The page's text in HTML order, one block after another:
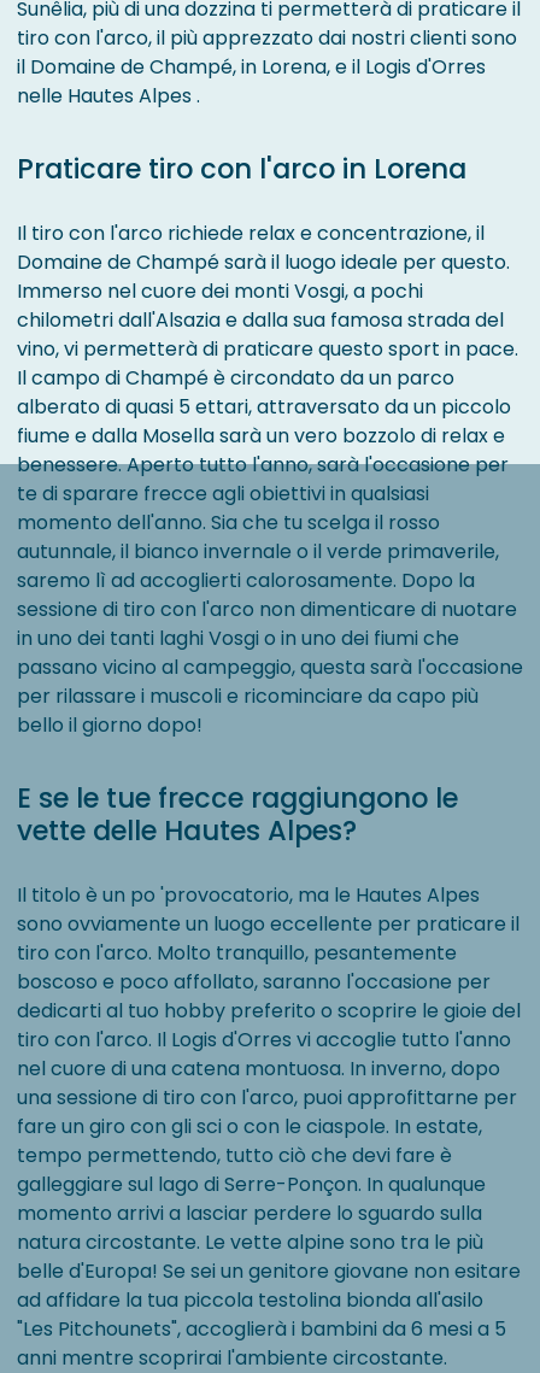
Sunêlia, più di una dozzina ti permetterà di praticare il
tiro con l'arco, il più apprezzato dai nostri clienti sono
il Domaine de Champé, in Lorena, e il Logis d'Orres
nelle Hautes Alpes .
Praticare tiro con l'arco in Lorena
Il tiro con l'arco richiede relax e concentrazione, il
Domaine de Champé sarà il luogo ideale per questo.
Immerso nel cuore dei monti Vosgi, a pochi
chilometri dall'Alsazia e dalla sua famosa strada del
vino, vi permetterà di praticare questo sport in pace.
Il campo di Champé è circondato da un parco
alberato di quasi 5 ettari, attraversato da un piccolo
fiume e dalla Mosella sarà un vero bozzolo di relax e
benessere. Aperto tutto l'anno, sarà l'occasione per
te di sparare frecce agli obiettivi in ​​qualsiasi
momento dell'anno. Sia che tu scelga il rosso
autunnale, il bianco invernale o il verde primaverile,
saremo lì ad accoglierti calorosamente. Dopo la
sessione di tiro con l'arco non dimenticare di nuotare
in uno dei tanti laghi Vosgi o in uno dei fiumi che
passano vicino al campeggio, questa sarà l'occasione
per rilassare i muscoli e ricominciare da capo più
bello il giorno dopo!
E se le tue frecce raggiungono le
vette delle Hautes Alpes?
Il titolo è un po 'provocatorio, ma le Hautes Alpes
sono ovviamente un luogo eccellente per praticare il
tiro con l'arco. Molto tranquillo, pesantemente
boscoso e poco affollato, saranno l'occasione per
dedicarti al tuo hobby preferito o scoprire le gioie del
tiro con l'arco. Il Logis d'Orres vi accoglie tutto l'anno
nel cuore di una catena montuosa. In inverno, dopo
una sessione di tiro con l'arco, puoi approfittarne per
fare un giro con gli sci o con le ciaspole. In estate,
tempo permettendo, tutto ciò che devi fare è
galleggiare sul lago di Serre-Ponçon. In qualunque
momento arrivi a lasciar perdere lo sguardo sulla
natura circostante. Le vette alpine sono tra le più
belle d'Europa! Se sei un genitore giovane non esitare
ad affidare la tua piccola testolina bionda all'asilo
"Les Pitchounets", accoglierà i bambini da 6 mesi a 5
anni mentre scoprirai l'ambiente circostante.